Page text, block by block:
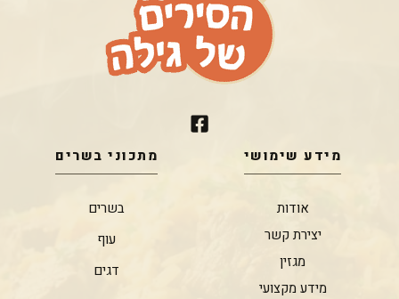
מידע שימושי
אודות
יצירת קשר
מגזין
מידע מקצועי
מתכוני בשרים
בשרים
עוף
דגים